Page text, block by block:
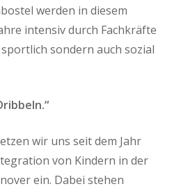
werden in diesem
intensiv durch Fachkräfte
sondern auch sozial
wir uns seit dem Jahr
von Kindern in der
ein. Dabei stehen